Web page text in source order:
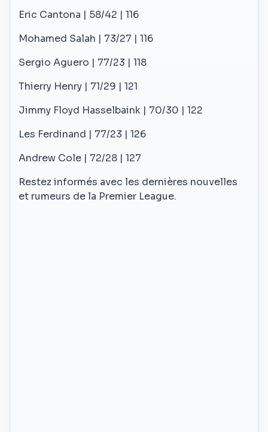
Eric Cantona | 58/42 | 116
Mohamed Salah | 73/27 | 116
Sergio Aguero | 77/23 | 118
Thierry Henry | 71/29 | 121
Jimmy Floyd Hasselbaink | 70/30 | 122
Les Ferdinand | 77/23 | 126
Andrew Cole | 72/28 | 127
Restez informés avec les dernières nouvelles
et rumeurs de la Premier League.